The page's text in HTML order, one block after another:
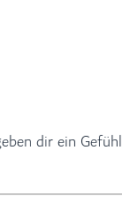
dir ein Gefühl